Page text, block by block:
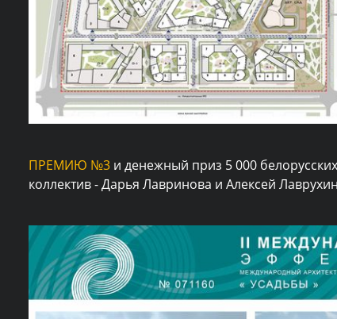
ПРЕМИЮ №3 и денежный приз 5 000
коллектив - Дарья Лавринова и Алексей